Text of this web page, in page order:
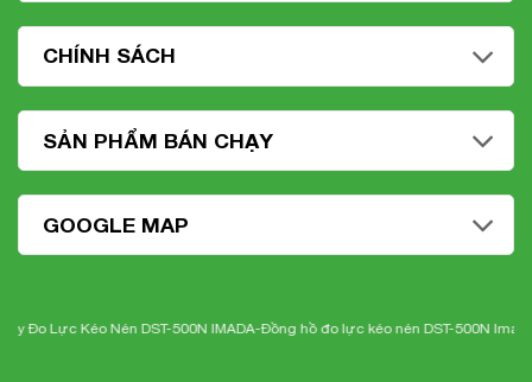
CHÍNH SÁCH
SẢN PHẨM BÁN CHẠY
GOOGLE MAP
Kéo Nén DST-500N IMADA-Đồng hồ đo lực kéo nén DST-500N Imada-Nhiệt